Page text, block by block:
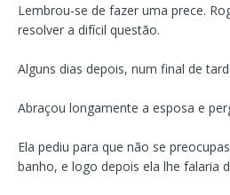
Lembrou-se de fazer uma prece.
resolver a difícil questão.
Alguns dias depois, num final de
Abraçou longamente a esposa e
Ela pediu para que não se
banho, e logo depois ela lhe falaria